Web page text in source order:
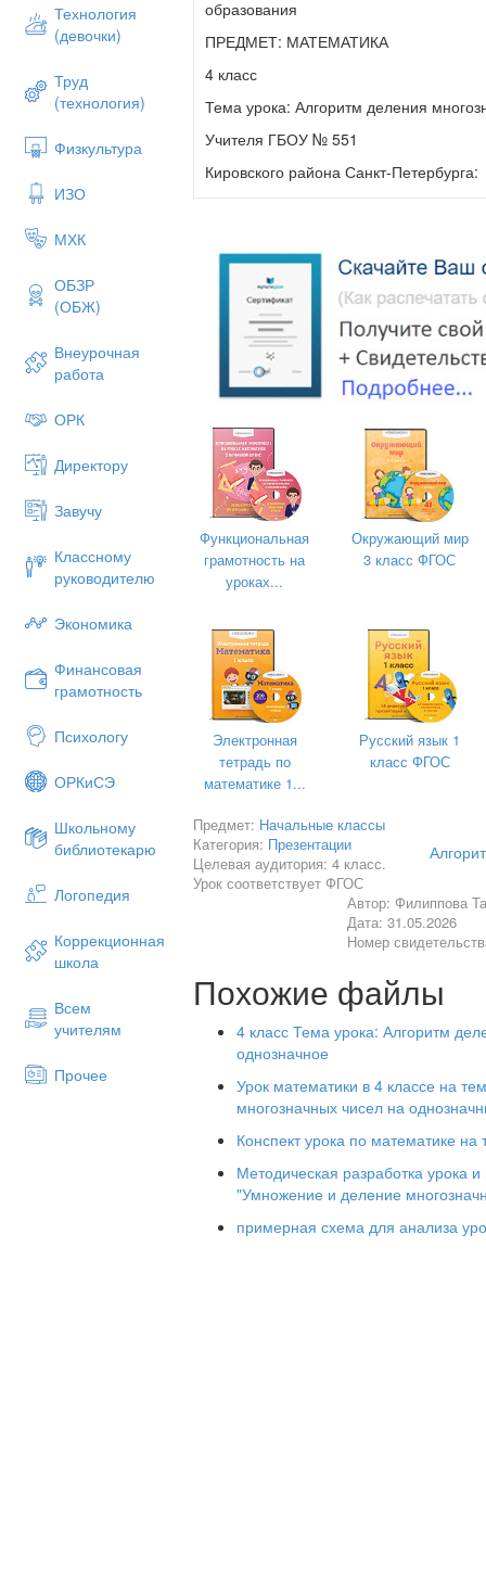
Технология
(девочки)
Труд
(технология)
Физкультура
ИЗО
МХК
ОБЗР
(ОБЖ)
Внеурочная
работа
ОРК
Директору
Завучу
Классному
руководителю
Экономика
Финансовая
грамотность
Психологу
ОРКиСЭ
Школьному
библиотекарю
Логопедия
Коррекционная
школа
Всем
учителям
Прочее
образования
ПРЕДМЕТ: МАТЕМАТИКА
4 класс
Тема урока: Алгоритм деления
Учителя ГБОУ № 551
Кировского района Санкт-Петербурга:
Филиппова Татьяна Петровна
2022
образования
Сегодня на уроке мы вспомним
однозначные, будем определять
решать задачу.
Санкт-Петербургская академия
образования
Алгоритм деления:
1. Выделяем первое неполное
2. Определяем, сколько цифр будет в
3. Делим неполное делимое на
4. Умножаем делитель на полученное
Функциональная
грамотность на
уроках...
Окружающий мир
3 класс ФГОС
Электронная
тетрадь по
математике 1...
Русский язык 1
класс ФГОС
Предмет: Начальные классы
Категория: Презентации
Целевая аудитория: 4 класс.
Урок соответствует ФГОС
Автор: Филиппова
Дата: 31.05.2026
Номер
Похожие файлы
4 класс Тема урока: Алгоритм
однозначное
Урок математики в 4 классе на
многозначных чисел на
Конспект урока по математике
Методическая разработка урока
"Умножение и деление
примерная схема для анализа